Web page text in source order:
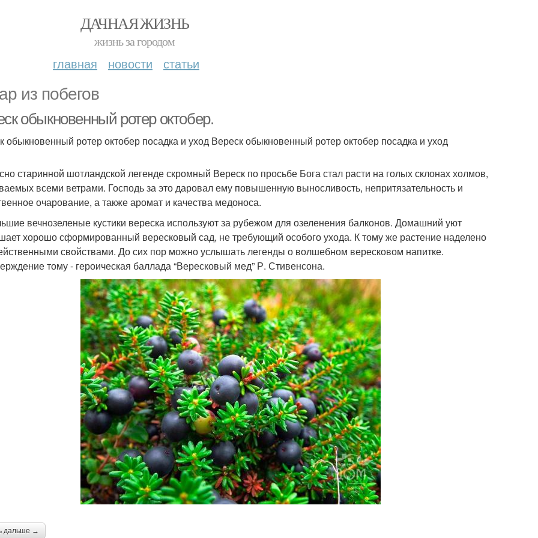
ДАЧНАЯ ЖИЗНЬ
жизнь за городом
главная новости статьи
из побегов
обыкновенный ротер октобер.
обыкновенный ротер октобер посадка и уход Вереск обыкновенный ротер октобер посадка и уход
старинной шотландской легенде скромный Вереск по просьбе Бога стал расти на голых склонах холмов,
всеми ветрами. Господь за это даровал ему повышенную выносливость, непритязательность и
очарование, а также аромат и качества медоноса.
вечнозеленые кустики вереска используют за рубежом для озеленения балконов. Домашний уют
хорошо сформированный вересковый сад, не требующий особого ухода. К тому же растение наделено
свойствами. До сих пор можно услышать легенды о волшебном вересковом напитке.
тому - героическая баллада “Вересковый мед” Р. Стивенсона.
дальше →